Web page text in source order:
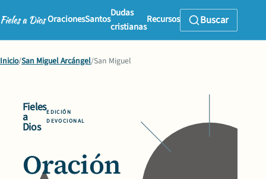
OracionesSantos
Dudas
cristianas
Recursos Buscar
Inicio/San Miguel Arcángel/San Miguel
Fieles
a
Dios
EDICIÓN
DEVOCIONAL
Oración